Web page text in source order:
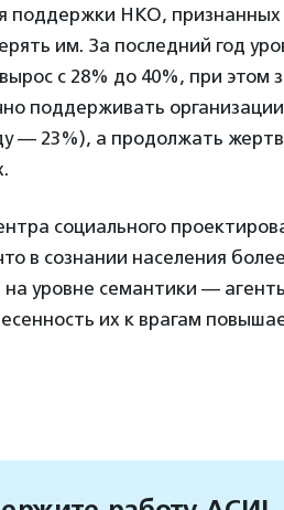
поддержки НКО,
им. За последний год
с 28% до 40%, при этом
поддерживать
— 23%), а продолжать
социального
в сознании населения
уровне семантики —
их к врагам